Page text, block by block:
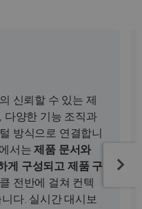
신뢰할 수 있는 제
다양한 기능 조직과
방식으로 연결합니
에서는제품 문서와
게 구성되고 제품 구
전반에 걸쳐 컨텍
다. 실시간 대시보